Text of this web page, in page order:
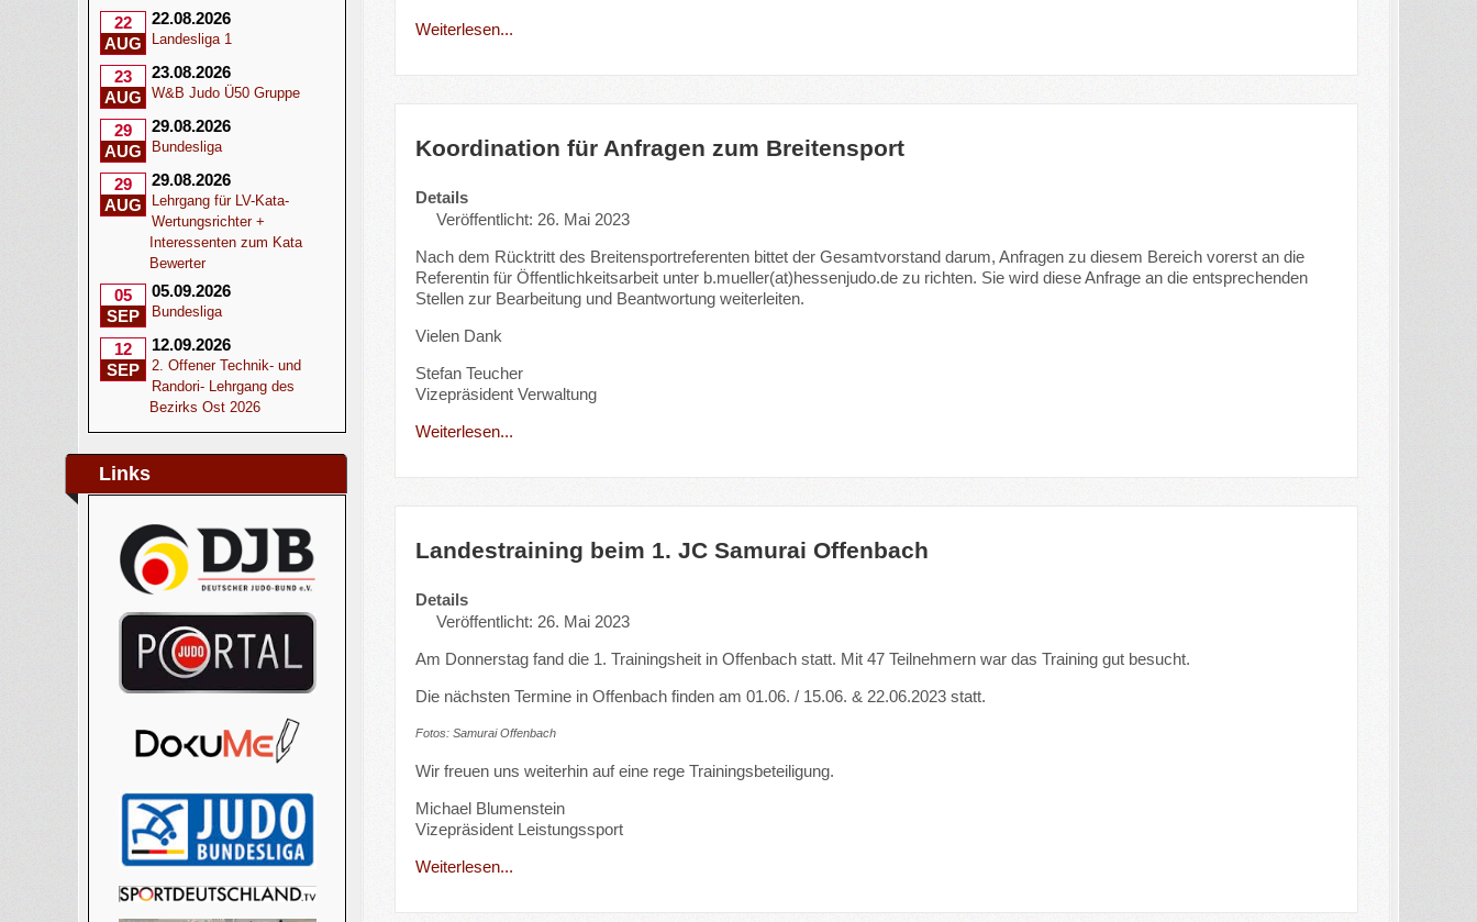
22
AUG
22.08.2026
Landesliga 1
23
AUG
23.08.2026
W&B Judo Ü50 Gruppe
29
AUG
29.08.2026
Bundesliga
29
AUG
29.08.2026
Lehrgang für LV-Kata-
Wertungsrichter +
Interessenten zum Kata
Bewerter
05
SEP
05.09.2026
Bundesliga
12
SEP
12.09.2026
2. Offener Technik- und
Randori- Lehrgang des
Bezirks Ost 2026
Links
Weiterlesen...
Koordination für Anfragen zum Breitensport
Details
Veröffentlicht: 26. Mai 2023
Nach dem Rücktritt des Breitensportreferenten bittet der Gesamtvorstand darum, Anfragen zu diesem Bereich vorerst an die
Referentin für Öffentlichkeitsarbeit unter b.mueller(at)hessenjudo.de zu richten. Sie wird diese Anfrage an die entsprechenden
Stellen zur Bearbeitung und Beantwortung weiterleiten.
Vielen Dank
Stefan Teucher
Vizepräsident Verwaltung
Weiterlesen...
Landestraining beim 1. JC Samurai Offenbach
Details
Veröffentlicht: 26. Mai 2023
Am Donnerstag fand die 1. Trainingsheit in Offenbach statt. Mit 47 Teilnehmern war das Training gut besucht.
Die nächsten Termine in Offenbach finden am 01.06. / 15.06. & 22.06.2023 statt.
Fotos: Samurai Offenbach
Wir freuen uns weiterhin auf eine rege Trainingsbeteiligung.
Michael Blumenstein
Vizepräsident Leistungssport
Weiterlesen...